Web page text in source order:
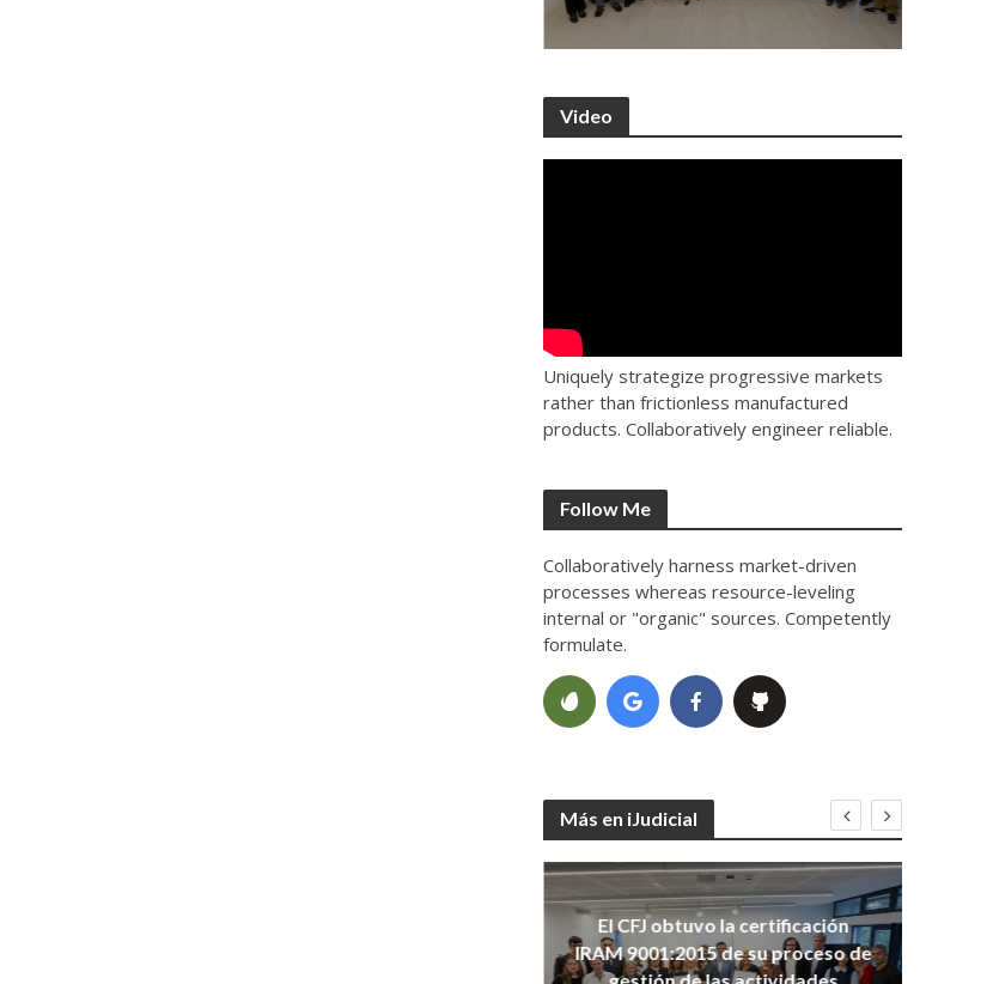
Video
Uniquely strategize progressive markets
rather than frictionless manufactured
products. Collaboratively engineer reliable.
Follow Me
Collaboratively harness market-driven
processes whereas resource-leveling
internal or "organic" sources. Competently
formulate.
Más en iJudicial
El CFJ obtuvo la certificación
IRAM 9001:2015 de su proceso de